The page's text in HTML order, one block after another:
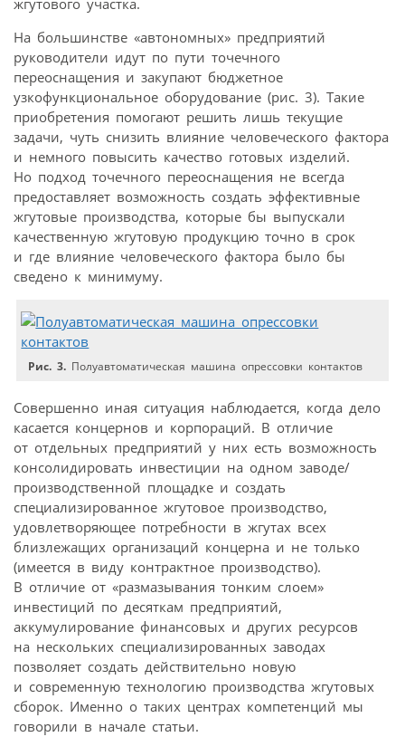
На большинстве «автономных» предприятий
руководители идут по пути точечного
переоснащения и закупают бюджетное
узкофункциональное оборудование (рис. 3). Такие
приобретения помогают решить лишь текущие
задачи, чуть снизить влияние человеческого фактора
и немного повысить качество готовых изделий.
Но подход точечного переоснащения не всегда
предоставляет возможность создать эффективные
жгутовые производства, которые бы выпускали
качественную жгутовую продукцию точно в срок
и где влияние человеческого фактора было бы
сведено к минимуму.
Рис. 3. Полуавтоматическая машина опрессовки контактов
Совершенно иная ситуация наблюдается, когда дело
касается концернов и корпораций. В отличие
от отдельных предприятий у них есть возможность
консолидировать инвестиции на одном заводе/
производственной площадке и создать
специализированное жгутовое производство,
удовлетворяющее потребности в жгутах всех
близлежащих организаций концерна и не только
(имеется в виду контрактное производство).
В отличие от «размазывания тонким слоем»
инвестиций по десяткам предприятий,
аккумулирование финансовых и других ресурсов
на нескольких специализированных заводах
позволяет создать действительно новую
и современную технологию производства жгутовых
сборок. Именно о таких центрах компетенций мы
говорили в начале статьи.